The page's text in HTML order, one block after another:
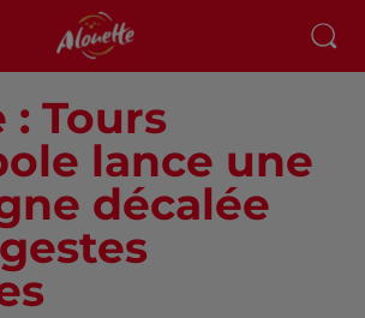
Tours
lance une
décalée